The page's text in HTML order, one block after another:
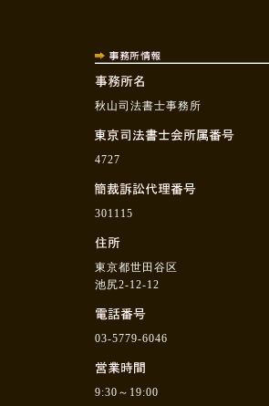
秋山司法書士事務所
4727
301115
東京都世田谷区
池尻2-12-12
03-5779-6046
9:30～19:00